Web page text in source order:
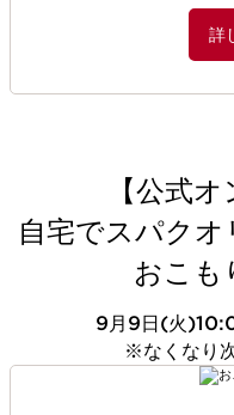
詳
【公式
自宅でスパクオ
おこも
9月9日(火
※なくなり